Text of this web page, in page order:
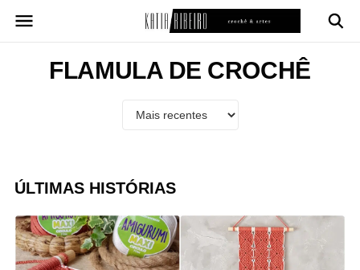
para
conteúdoFLAMULA DE CROCHÊ
ÚLTIMAS HISTÓRIAS